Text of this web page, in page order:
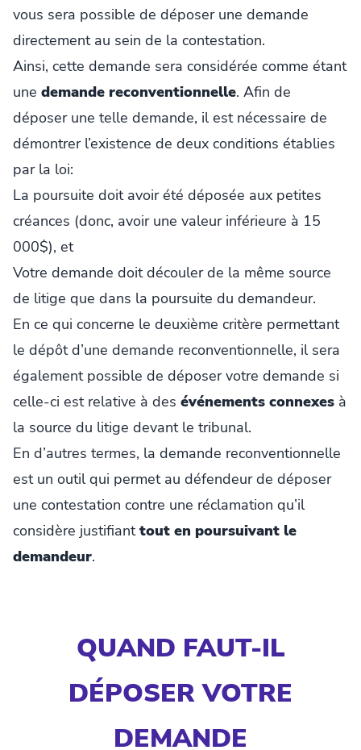
vous sera possible de déposer une demande
directement au sein de la contestation.
Ainsi, cette demande sera considérée comme étant
une demande reconventionnelle. Afin de
déposer une telle demande, il est nécessaire de
démontrer l’existence de deux conditions établies
par la loi:
La poursuite doit avoir été déposée aux petites
créances (donc, avoir une valeur inférieure à 15
000$), et
Votre demande doit découler de la même source
de litige que dans la poursuite du demandeur.
En ce qui concerne le deuxième critère permettant
le dépôt d’une demande reconventionnelle, il sera
également possible de déposer votre demande si
celle-ci est relative à des événements connexes à
la source du litige devant le tribunal.
En d’autres termes, la demande reconventionnelle
est un outil qui permet au défendeur de déposer
une contestation contre une réclamation qu’il
considère justifianttout en poursuivant le
demandeur.
QUAND FAUT-IL
DÉPOSER VOTRE
DEMANDE